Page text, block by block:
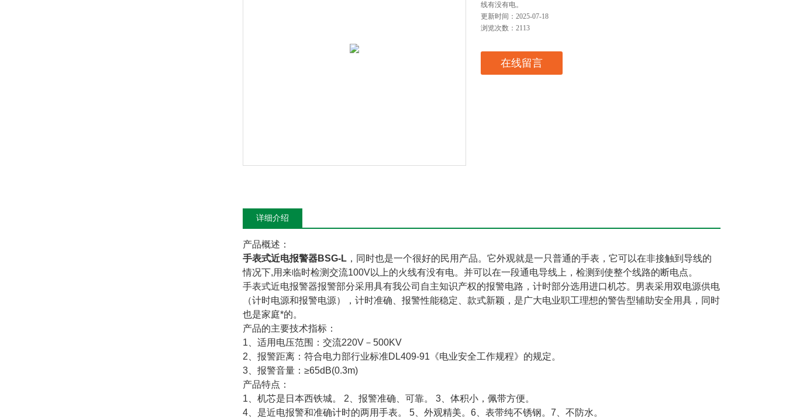
线有没有电。
更新时间：2025-07-18
浏览次数：2113
在线留言
详细介绍
产品概述：
手表式近电报警器BSG-L ，同时也是一个很好的民用产品。它外观就是一只普通的手表，它可以在非接触到导线的
情况下,用来临时检测交流100V以上的火线有没有电。并可以在一段通电导线上，检测到使整个线路的断电点。
手表式近电报警器报警部分采用具有我公司自主知识产权的报警电路，计时部分选用进口机芯。男表采用双电源供电
（计时电源和报警电源），计时准确、报警性能稳定、款式新颖，是广大电业职工理想的警告型辅助安全用具，同时
也是家庭*的。
产品的主要技术指标：
1、适用电压范围：交流220V－500KV
2、报警距离：符合电力部行业标准DL409-91《电业安全工作规程》的规定。
3、报警音量：≥65dB(0.3m)
产品特点：
1、机芯是日本西铁城。 2、报警准确、可靠。 3、体积小，佩带方便。
4、是近电报警和准确计时的两用手表。 5、外观精美。6、表带纯不锈钢。7、不防水。